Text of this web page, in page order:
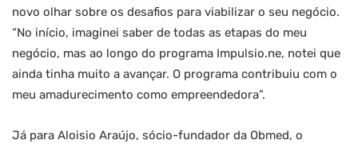
novo olhar sobre os desafios para viabilizar o seu negócio.
“No início, imaginei saber de todas as etapas do meu
negócio, mas ao longo do programa Impulsio.ne, notei que
ainda tinha muito a avançar. O programa contribuiu com o
meu amadurecimento como empreendedora”.
Já para Aloisio Araújo, sócio-fundador da Obmed, o